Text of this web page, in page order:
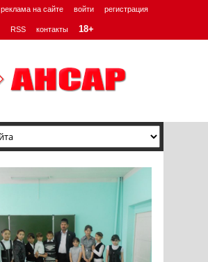
реклама на сайте войти регистрация
RSS контакты 18+